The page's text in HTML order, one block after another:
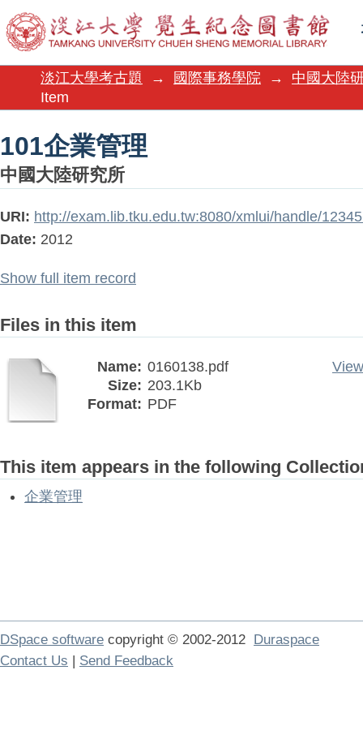
101企業管理
淡江大學考古題 → 國際事務學院 →
中國大陸
Item
101企業管理
中國大陸研究所
URI: http://exam.lib.tku.edu.tw:8080/xmlui/handle/
Date: 2012
Show full item record
Files in this item
Name: 0160138.pdf
Size: 203.1Kb
Format: PDF
This item appears in the following
企業管理
DSpace software copyright © 2002-2012 Duraspace
Contact Us | Send Feedback